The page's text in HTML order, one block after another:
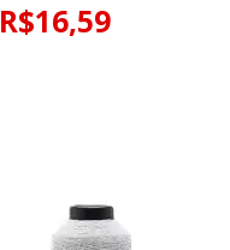
R$16,59